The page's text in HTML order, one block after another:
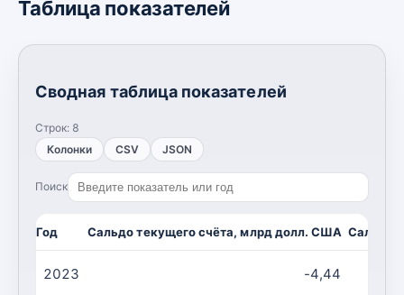
Таблица показателей
Сводная таблица показателей
Строк: 8
Колонки
CSV JSON
Поиск
Год Сальдо текущего счёта, млрд долл. США Сальдо
2023 -4,44